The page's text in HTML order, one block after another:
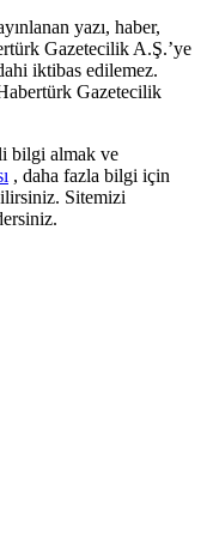
yazı, haber,
Gazetecilik A.Ş.’ye
iktibas edilemez.
Gazetecilik
bilgi almak ve
, daha fazla bilgi için
Sitemizi